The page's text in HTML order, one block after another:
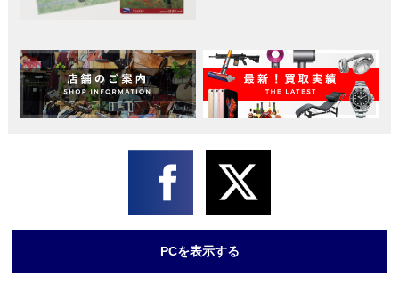
PCを表示する